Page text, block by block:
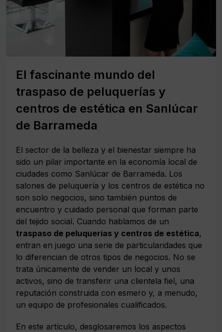
El fascinante mundo del
traspaso de peluquerías y
centros de estética en Sanlúcar
de Barrameda
El sector de la belleza y el bienestar siempre ha
sido un pilar importante en la economía local de
ciudades como Sanlúcar de Barrameda. Los
salones de peluquería y los centros de estética no
son solo negocios, sino también puntos de
encuentro y cuidado personal que forman parte
del tejido social. Cuando hablamos de un
traspaso de peluquerías y centros de estética,
entran en juego una serie de particularidades que
lo diferencian de otros tipos de negocios. No se
trata únicamente de vender un local y unos
activos, sino de transferir una clientela fiel, una
reputación construida con esmero y, a menudo,
un equipo de profesionales cualificados.
En este artículo, desglosaremos los aspectos